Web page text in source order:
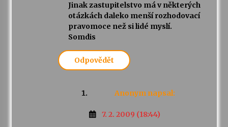
Jinak zastupitelstvo má v některých
otázkách daleko menší rozhodovací
pravomoce než si lidé myslí.
Somdis
Odpovědět
Anonym napsal:
7. 2. 2009 (18:44)